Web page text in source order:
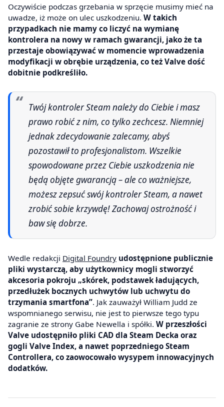
Oczywiście podczas grzebania w sprzęcie musimy mieć na
uwadze, iż może on ulec uszkodzeniu. W takich
przypadkach nie mamy co liczyć na wymianę
kontrolera na nowy w ramach gwarancji, jako że ta
przestaje obowiązywać w momencie wprowadzenia
modyfikacji w obrębie urządzenia, co też Valve dość
dobitnie podkreśliło.
Twój kontroler Steam należy do Ciebie i masz
prawo robić z nim, co tylko zechcesz. Niemniej
jednak zdecydowanie zalecamy, abyś
pozostawił to profesjonalistom. Wszelkie
spowodowane przez Ciebie uszkodzenia nie
będą objęte gwarancją – ale co ważniejsze,
możesz zepsuć swój kontroler Steam, a nawet
zrobić sobie krzywdę! Zachowaj ostrożność i
baw się dobrze.
Wedle redakcji Digital Foundry udostępnione publicznie
pliki wystarczą, aby użytkownicy mogli stworzyć
akcesoria pokroju „skórek, podstawek ładujących,
przedłużek bocznych uchwytów lub uchwytu do
trzymania smartfona”. Jak zauważył William Judd ze
wspomnianego serwisu, nie jest to pierwsze tego typu
zagranie ze strony Gabe Newella i spółki. W przeszłości
Valve udostępniło pliki CAD dla Steam Decka oraz
gogli Valve Index, a nawet poprzedniego Steam
Controllera, co zaowocowało wysypem innowacyjnych
dodatków.